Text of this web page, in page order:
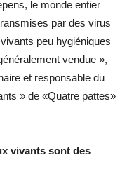
le monde entier
par des virus
peu hygiéniques
vendue »,
et responsable du
» de «Quatre pattes»
vivants sont des